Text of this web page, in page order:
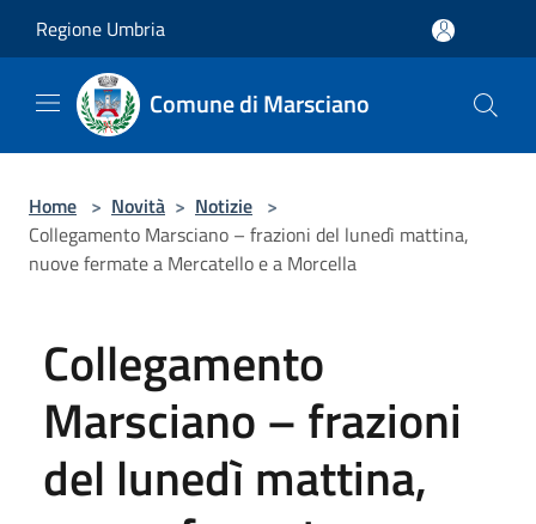
Regione Umbria
Comune di Marsciano
Home > Novità > Notizie >
Collegamento Marsciano – frazioni del lunedì mattina,
nuove fermate a Mercatello e a Morcella
Collegamento
Marsciano – frazioni
del lunedì mattina,